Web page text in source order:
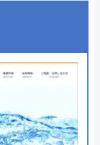
フ
10
料※ご成約に
費がかかる事
ットカード決